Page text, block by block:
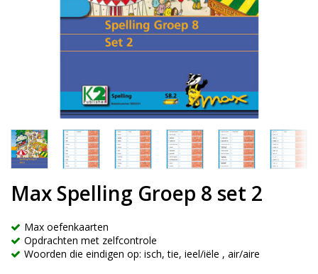
Max Spelling Groep 8 set 2
Max oefenkaarten
Opdrachten met zelfcontrole
Woorden die eindigen op: isch, tie, ieel/iële , air/aire